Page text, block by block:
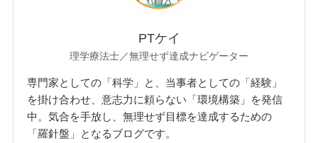
PTケイ
理学療法士／無理せず達成ナビゲーター
専門家としての「科学」と、当事者としての「経験」
を掛け合わせ、意志力に頼らない「環境構築」を発信
中。気合を手放し、無理せず目標を達成するための
「羅針盤」となるブログです。